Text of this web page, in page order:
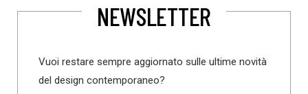
NEWSLETTER
Vuoi restare sempre aggiornato sulle ultime novità
del design contemporaneo?